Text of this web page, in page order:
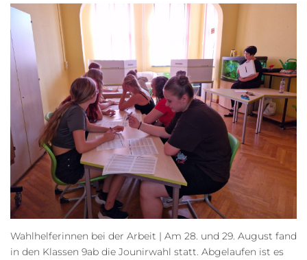
Wahlhelferinnen bei der Arbeit | Am 28. und 29. August fand
in den Klassen 9ab die Jounirwahl statt. Abgelaufen ist es